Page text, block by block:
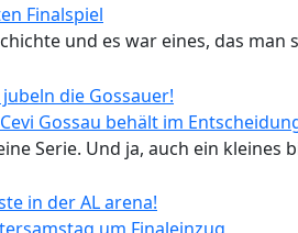
Finalspiel
und es war eines, das man
Gossau behält im
Serie. Und ja, auch ein kleines